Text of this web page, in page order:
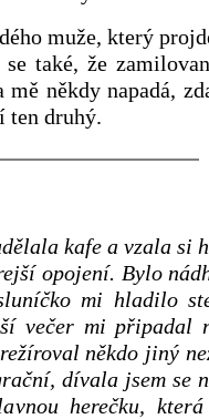
muže, který
také, že
mě někdy napadá,
ten druhý.
kafe a vzala si
opojení. Bylo
mi hladilo
večer mi připadal
někdo jiný
dívala jsem se
herečku,